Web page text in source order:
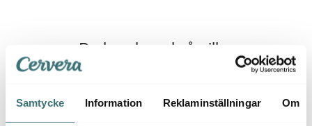
Samtycke Information Reklaminställningar Om
Du kanske också gillar